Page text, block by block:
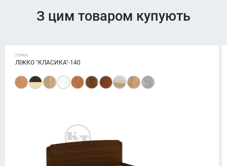
З цим товаром купують
ЛІЖКА
ЛІЖКО "КЛАСИКА"-140